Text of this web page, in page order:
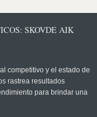
SKOVDE AIK
competitivo y el estado de
rastrea resultados
para brindar una